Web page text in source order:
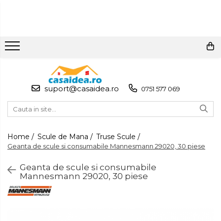
Adeziv Instant & Super Glue
Epoxidic
Pasta de Lipit Universala
Blocator & Solutie Blocare
Banda Izolatoare
Banda Teflon
suport@casaidea.ro 0751 577 069
Home / Scule de Mana / Truse Scule /
Geanta de scule si consumabile Mannesmann 29020, 30 piese
Geanta de scule si consumabile
Mannesmann 29020, 30 piese